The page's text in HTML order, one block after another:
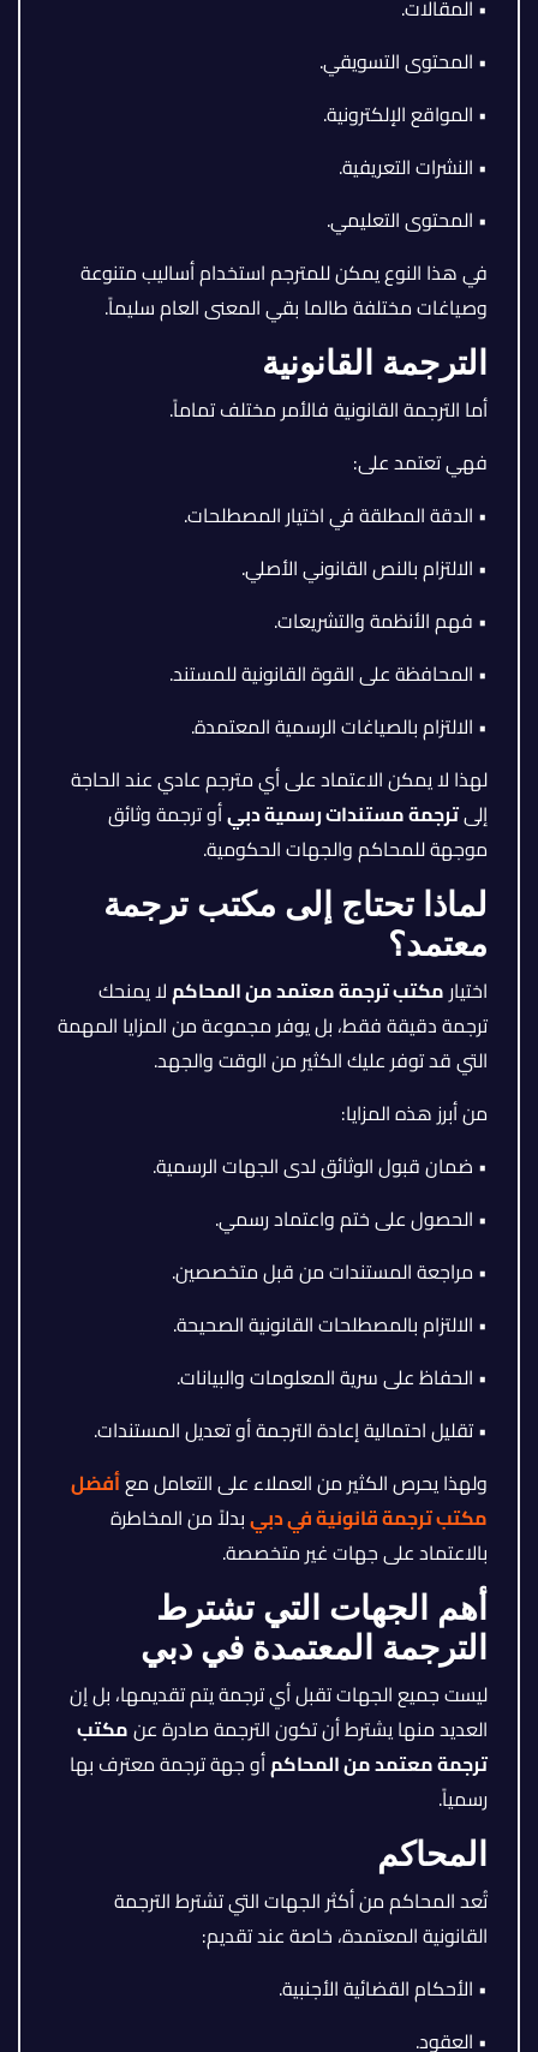
• المقالات.
• المحتوى التسويقي.
• المواقع الإلكترونية.
• النشرات التعريفية.
• المحتوى التعليمي.
في هذا النوع يمكن للمترجم استخدام أساليب متنوعة
وصياغات مختلفة طالما بقي المعنى العام سليماً.
الترجمة القانونية
أما الترجمة القانونية فالأمر مختلف تماماً.
فهي تعتمد على:
• الدقة المطلقة في اختيار المصطلحات.
• الالتزام بالنص القانوني الأصلي.
• فهم الأنظمة والتشريعات.
• المحافظة على القوة القانونية للمستند.
• الالتزام بالصياغات الرسمية المعتمدة.
لهذا لا يمكن الاعتماد على أي مترجم عادي عند الحاجة
إلىترجمة مستندات رسمية دبيأو ترجمة وثائق
موجهة للمحاكم والجهات الحكومية.
لماذا تحتاج إلى مكتب ترجمة
معتمد؟
اختيار مكتب ترجمة معتمد من المحاكملا يمنحك
ترجمة دقيقة فقط، بل يوفر مجموعة من المزايا المهمة
التي قد توفر عليك الكثير من الوقت والجهد.
من أبرز هذه المزايا:
• ضمان قبول الوثائق لدى الجهات الرسمية.
• الحصول على ختم واعتماد رسمي.
• مراجعة المستندات من قبل متخصصين.
• الالتزام بالمصطلحات القانونية الصحيحة.
• الحفاظ على سرية المعلومات والبيانات.
• تقليل احتمالية إعادة الترجمة أو تعديل المستندات.
ولهذا يحرص الكثير من العملاء على التعامل معأفضل
مكتب ترجمة قانونية في دبيبدلاً من المخاطرة
بالاعتماد على جهات غير متخصصة.
أهم الجهات التي تشترط
الترجمة المعتمدة في دبي
ليست جميع الجهات تقبل أي ترجمة يتم تقديمها، بل إن
العديد منها يشترط أن تكون الترجمة صادرة عنمكتب
ترجمة معتمد من المحاكمأو جهة ترجمة معترف بها
رسمياً.
المحاكم
تُعد المحاكم من أكثر الجهات التي تشترط الترجمة
القانونية المعتمدة، خاصة عند تقديم:
• الأحكام القضائية الأجنبية.
• العقود.